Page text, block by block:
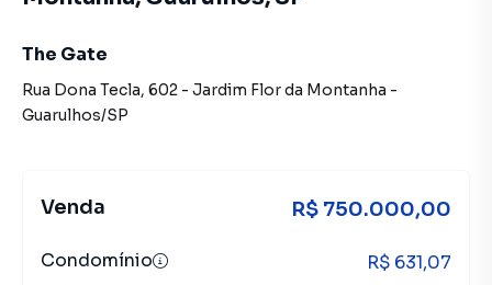
The Gate
Rua Dona Tecla, 602 - Jardim Flor da Montanha -
Guarulhos/SP
Venda R$ 750.000,00
Condomínio
R$ 631,07